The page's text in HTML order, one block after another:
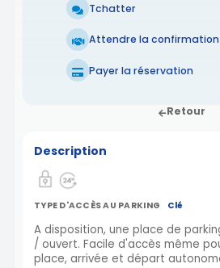
Tchatter
Attendre la confirmation
Payer la réservation
Retour
Description
TYPE D'ACCÈS AU PARKING Clé
A disposition, une place de
/ ouvert. Facile d'accès même
place, arrivée et départ